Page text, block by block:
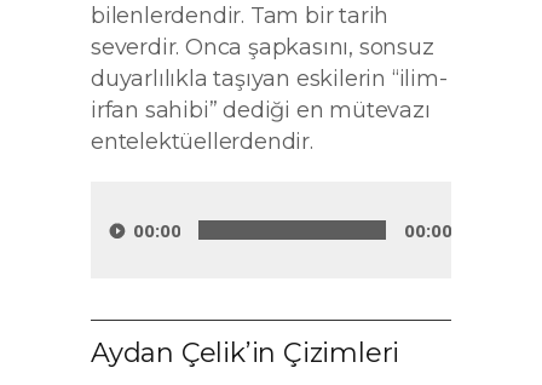
bilenlerdendir. Tam bir tarih
severdir. Onca şapkasını, sonsuz
duyarlılıkla taşıyan eskilerin “ilim-
irfan sahibi” dediği en mütevazı
entelektüellerdendir.
Player00:00 00:00
Aydan Çelik’in Çizimleri